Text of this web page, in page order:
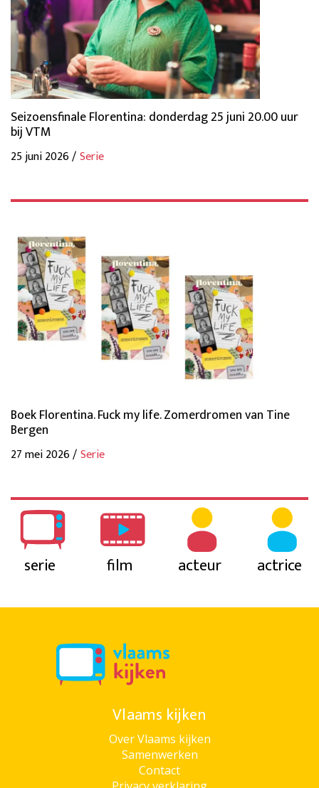
Seizoensfinale Florentina: donderdag 25 juni 20.00 uur
bij VTM
25 juni 2026 /Serie
Boek Florentina. Fuck my life. Zomerdromen van Tine
Bergen
27 mei 2026 /Serie
serie film acteur actrice
Vlaams kijken
Over Vlaams kijken
Samenwerken
Contact